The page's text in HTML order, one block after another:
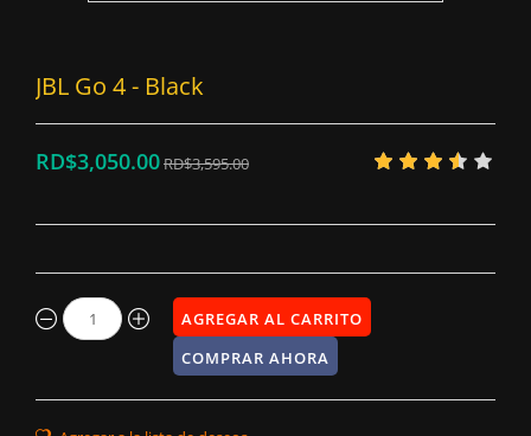
JBL Go 4 - Black
RD$3,050.00RD$3,595.00